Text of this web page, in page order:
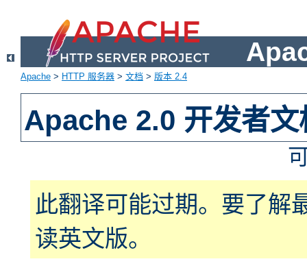
Apache > HTTP 服务器 > 文档 > 版本 2.4
Apache 2.0 开发者文
此翻译可能过期。要了解
读英文版。